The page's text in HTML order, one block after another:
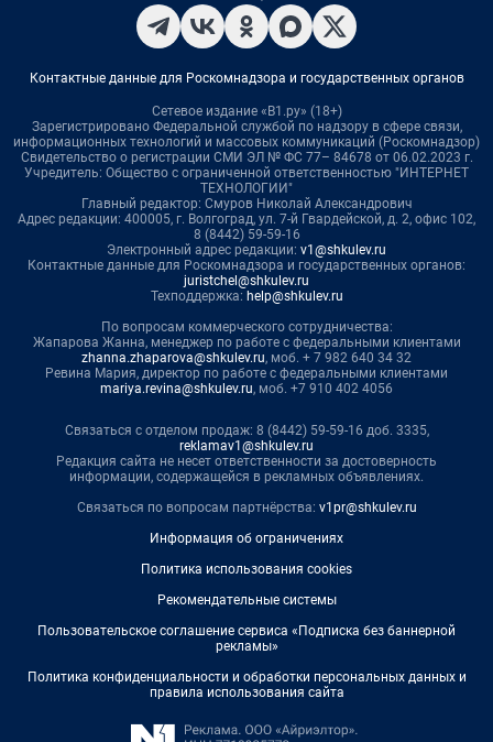
Контактные данные для Роскомнадзора и государственных органов
Сетевое издание «В1.ру» (18+)
Зарегистрировано Федеральной службой по надзору в сфере связи,
информационных технологий и массовых коммуникаций (Роскомнадзор)
Свидетельство о регистрации СМИ ЭЛ № ФС 77– 84678 от 06.02.2023 г.
Учредитель: Общество с ограниченной ответственностью "ИНТЕРНЕТ
ТЕХНОЛОГИИ"
Главный редактор: Смуров Николай Александрович
Адрес редакции: 400005, г. Волгоград, ул. 7-й Гвардейской, д. 2, офис 102,
8 (8442) 59-59-16
Электронный адрес редакции: v1@shkulev.ru
Контактные данные для Роскомнадзора и государственных органов:
juristchel@shkulev.ru
Техподдержка: help@shkulev.ru
По вопросам коммерческого сотрудничества:
Жапарова Жанна, менеджер по работе с федеральными клиентами
zhanna.zhaparova@shkulev.ru, моб. + 7 982 640 34 32
Ревина Мария, директор по работе с федеральными клиентами
mariya.revina@shkulev.ru, моб. +7 910 402 4056
Связаться с отделом продаж: 8 (8442) 59-59-16 доб. 3335,
reklamav1@shkulev.ru
Редакция сайта не несет ответственности за достоверность
информации, содержащейся в рекламных объявлениях.
Связаться по вопросам партнёрства: v1pr@shkulev.ru
Информация об ограничениях
Политика использования cookies
Рекомендательные системы
Пользовательское соглашение сервиса «Подписка без баннерной
рекламы»
Политика конфиденциальности и обработки персональных данных и
правила использования сайта